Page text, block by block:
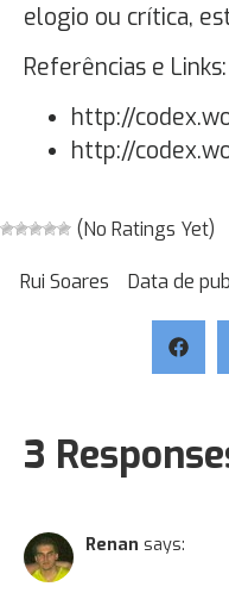
elogio ou crítica,
Referências e Links:
http://
http://
(No Ratings Yet)
Rui Soares Data de
3
Renan says: